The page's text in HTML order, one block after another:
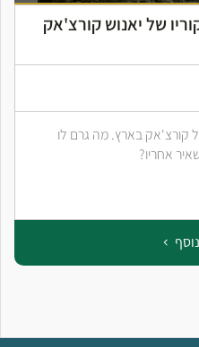
של יאנוש קורצ'אק
קורצ'אק בארץ. מה גרם לו
אחריו?